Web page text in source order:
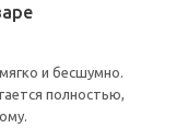
и бесшумно.
полностью,